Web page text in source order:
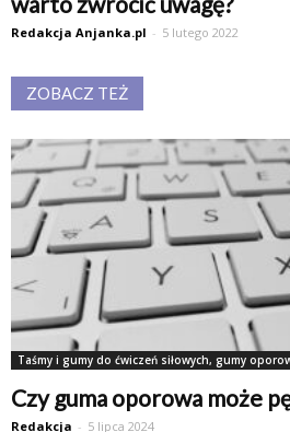
Redakcja Anjanka.pl - 5 lutego 2022
ZOBACZ TEŻ
Taśmy i gumy do ćwiczeń siłowych, gumy
Czy guma oporowa może
Redakcja - 5 lipca 2024